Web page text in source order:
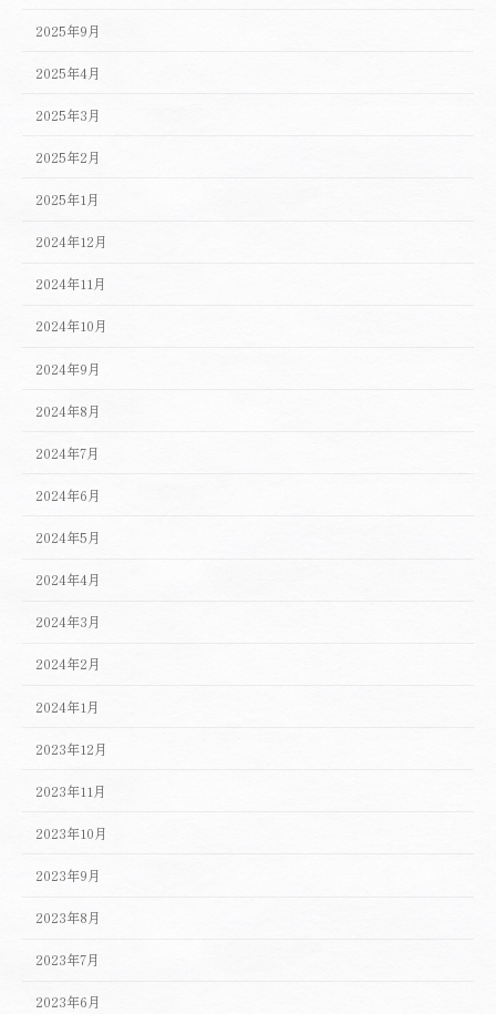
2025年9月
2025年4月
2025年3月
2025年2月
2025年1月
2024年12月
2024年11月
2024年10月
2024年9月
2024年8月
2024年7月
2024年6月
2024年5月
2024年4月
2024年3月
2024年2月
2024年1月
2023年12月
2023年11月
2023年10月
2023年9月
2023年8月
2023年7月
2023年6月